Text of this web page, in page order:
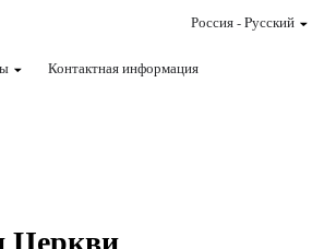
Контактная информация
Россия-Pусский